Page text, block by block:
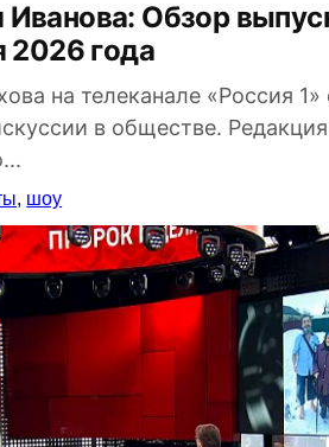
2026 года
на телеканале «Россия 1»
в обществе.
, шоу